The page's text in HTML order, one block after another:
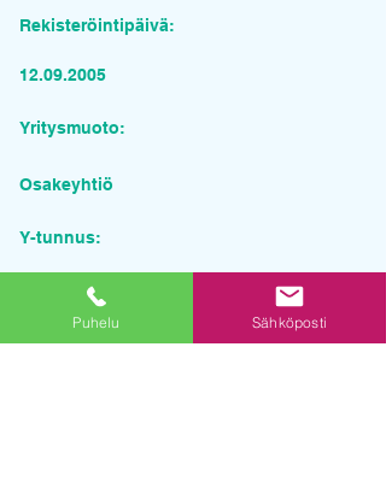
Rekisteröintipäivä:
12.09.2005
Yritysmuoto:
Osakeyhtiö
Y-tunnus:
1984137-9
Pyydä tarjous palvelusta
Puhelu Sähköposti